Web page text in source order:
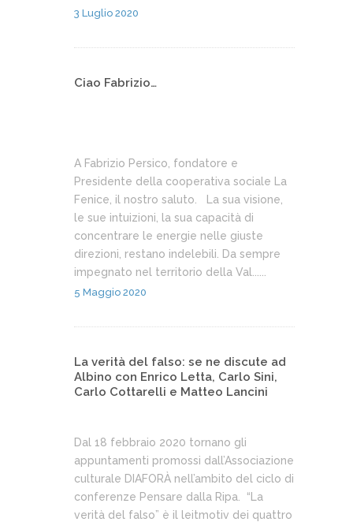
3 Luglio 2020
Ciao Fabrizio…
A Fabrizio Persico, fondatore e
Presidente della cooperativa sociale La
Fenice, il nostro saluto. La sua visione,
le sue intuizioni, la sua capacità di
concentrare le energie nelle giuste
direzioni, restano indelebili. Da sempre
impegnato nel territorio della Val......
5 Maggio 2020
La verità del falso: se ne discute ad
Albino con Enrico Letta, Carlo Sini,
Carlo Cottarelli e Matteo Lancini
Dal 18 febbraio 2020 tornano gli
appuntamenti promossi dall’Associazione
culturale DIAFORÀ nell’ambito del ciclo di
conferenze Pensare dalla Ripa. “La
verità del falso” è il leitmotiv dei quattro